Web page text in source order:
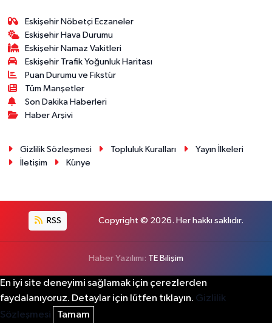
Eskişehir Nöbetçi Eczaneler
Eskişehir Hava Durumu
Eskişehir Namaz Vakitleri
Eskişehir Trafik Yoğunluk Haritası
Puan Durumu ve Fikstür
Tüm Manşetler
Son Dakika Haberleri
Haber Arşivi
Gizlilik Sözleşmesi Topluluk Kuralları
Yayın İlkeleri
İletişim
Künye
RSS Copyright © 2026. Her hakkı saklıdır.
Haber Yazılımı: TE Bilişim
En iyi site deneyimi sağlamak için çerezlerden
faydalanıyoruz. Detaylar için lütfen tıklayın. Gizlilik
Sözleşmesi
Tamam